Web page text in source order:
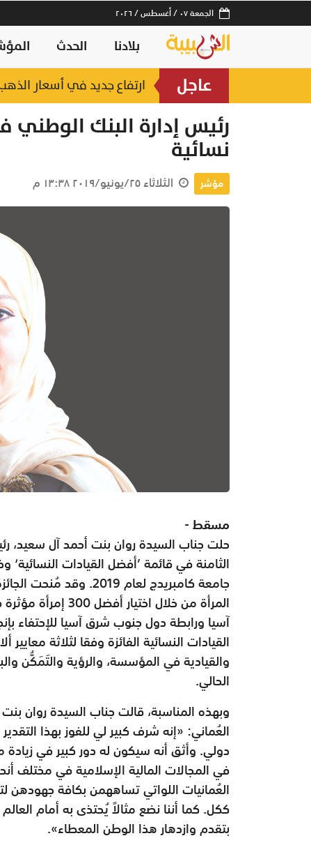
الجمعة ٠٧ / أغسطس / ٢٠٢٦
بلادنا الحدث
عاجل ارتفاع جديد في أسعار الذهب.. وعيار 21
نسائية
مؤشر الثلاثاء ٢٥/يونيو/٢٠١٩ ١٣:٣٨ م
مسقط -
حلت جناب السيدة روان بنت أحمد آل سعيد،
الثامنة في قائمة ’أفضل القيادات النسائية‘
المرأة من خلال
آسيا ورابطة دول جنوب شرق آسيا للإحتفاء
القيادات النسائية الفائزة وفقا لثلاثة
والقيادية في المؤسسة، والرؤية والتَمَكُّن
الحالي.
وبهذه المناسبة، قالت جناب السيدة روان
العُماني: «إنه شرف كبير لي للفوز بهذا
دولي. وأثق أنه سيكون له دور كبير في
في المجالات المالية الإسلامية في مختلف
العُمانيات اللواتي تساههمن بكافة جهودهن
ككل. كما أننا نضع مثالاً يُحتذى به أمام
بتقدم وازدهار هذا الوطن المعطاء».